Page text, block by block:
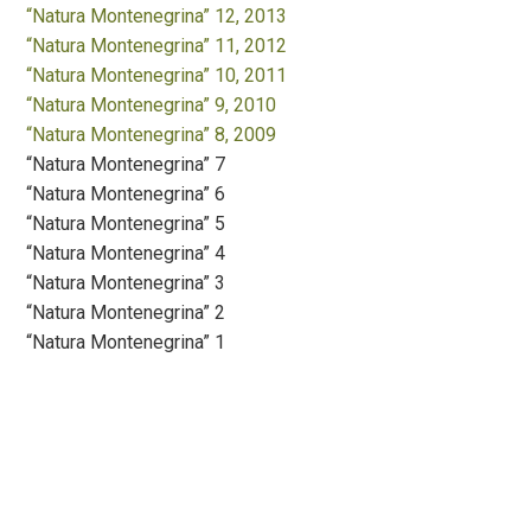
“Natura Montenegrina” 12, 2013
“Natura Montenegrina” 11, 2012
“Natura Montenegrina” 10, 2011
“Natura Montenegrina” 9, 2010
“Natura Montenegrina” 8, 2009
“Natura Montenegrina” 7
“Natura Montenegrina” 6
“Natura Montenegrina” 5
“Natura Montenegrina” 4
“Natura Montenegrina” 3
“Natura Montenegrina” 2
“Natura Montenegrina” 1